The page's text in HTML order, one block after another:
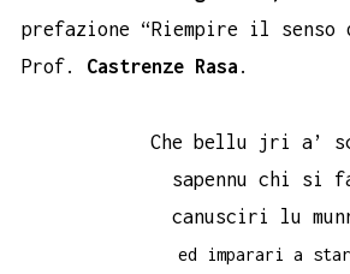
prefazione “Riempire il senso
Prof. Castrenze Rasa .
Che bellu jri a’
sapennu chi si
canusciri lu
ed imparari a